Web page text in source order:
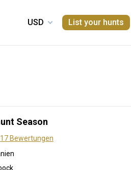
List your hunts
Season
17 Bewertungen